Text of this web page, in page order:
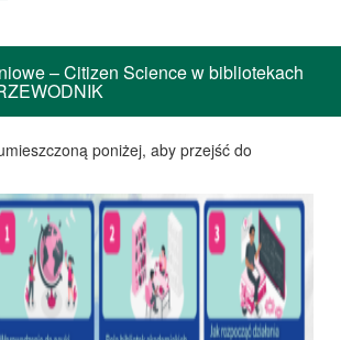
– Citizen Science w bibliotekach
poniżej, aby przejść do